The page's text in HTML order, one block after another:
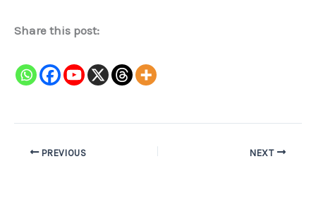
Share this post:
PREVIOUS NEXT